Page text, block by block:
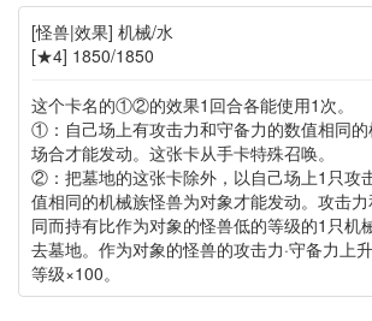
[怪兽|效果] 机械/水
[★4] 1850/1850
这个卡名的①②的效果1回合各能使用1次。
①：自己场上有攻击力和守备力的数值相同
场合才能发动。这张卡从手卡特殊召唤。
②：把墓地的这张卡除外，以自己场上1只攻
值相同的机械族怪兽为对象才能发动。攻击
同而持有比作为对象的怪兽低的等级的1只机
去墓地。作为对象的怪兽的攻击力·守备力上
等级×100。